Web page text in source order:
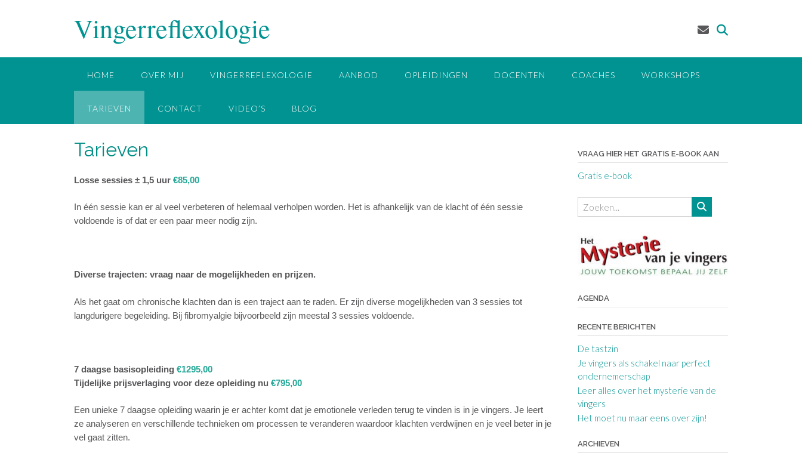
Vingerreflexologie
HOME OVER MIJ VINGERREFLEXOLOGIE AANBOD OPLEIDINGEN DOCENTEN COACHES WORKSHOPS
TARIEVEN CONTACT VIDEO’S BLOG
Tarieven
Losse sessies ± 1,5 uur €85,00
In één sessie kan er al veel verbeteren of helemaal verholpen worden. Het is afhankelijk van de klacht of één sessie
voldoende is of dat er een paar meer nodig zijn.
Diverse trajecten: vraag naar de mogelijkheden en prijzen.
Als het gaat om chronische klachten dan is een traject aan te raden. Er zijn diverse mogelijkheden van 3 sessies tot
langdurigere begeleiding. Bij fibromyalgie bijvoorbeeld zijn meestal 3 sessies voldoende.
7 daagse basisopleiding €1295,00
Tijdelijke prijsverlaging voor deze opleiding nu €795,00
Een unieke 7 daagse opleiding waarin je er achter komt dat je emotionele verleden terug te vinden is in je vingers. Je leert
ze analyseren en verschillende technieken om processen te veranderen waardoor klachten verdwijnen en je veel beter in je
vel gaat zitten.
VRAAG HIER HET GRATIS E-BOOK AAN
Gratis e-book
AGENDA
RECENTE BERICHTEN
De tastzin
Je vingers als schakel naar perfect
ondernemerschap
Leer alles over het mysterie van de
vingers
Het moet nu maar eens over zijn!
ARCHIEVEN